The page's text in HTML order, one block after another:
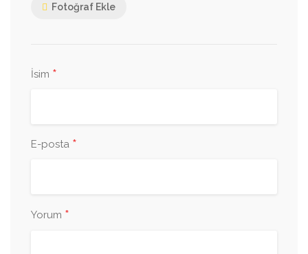
Fotoğraf Ekle
İsim *
E-posta *
Yorum *